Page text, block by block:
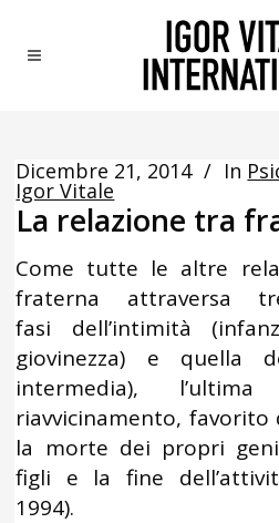
Dicembre 21, 2014 In
Igor Vitale
La relazione tra
Come tutte le altre
fraterna attraversa
fasi dell’intimità
giovinezza) e quella
intermedia),
riavvicinamento, favorito
la morte dei propri
figli e la fine
1994).